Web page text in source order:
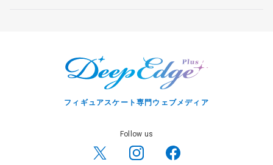
フィギュアスケート専門ウェブメディア
Follow us